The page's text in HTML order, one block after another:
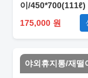
이/450*700(111ℓ)
175,000 원
야외휴지통/재떨